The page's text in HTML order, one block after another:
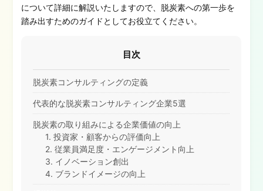
について詳細に解説いたしますので、脱炭素への第一歩を
踏み出すためのガイドとしてお役立てください。
目次
脱炭素コンサルティングの定義
代表的な脱炭素コンサルティング企業5選
脱炭素の取り組みによる企業価値の向上
1. 投資家・顧客からの評価向上
2. 従業員満足度・エンゲージメント向上
3. イノベーション創出
4. ブランドイメージの向上